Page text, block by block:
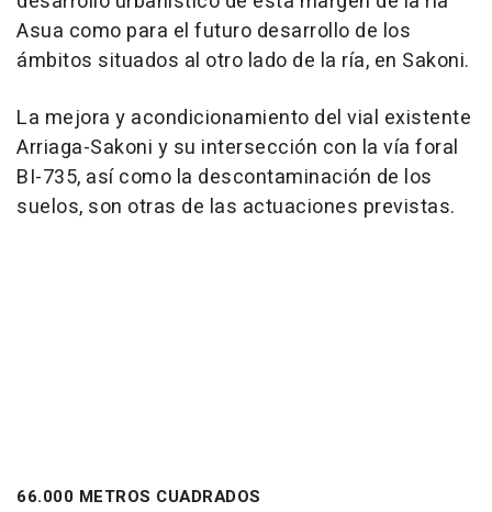
Asua como para el futuro desarrollo de los
ámbitos situados al otro lado de la ría, en Sakoni.
La mejora y acondicionamiento del vial existente
Arriaga-Sakoni y su intersección con la vía foral
BI-735, así como la descontaminación de los
suelos, son otras de las actuaciones previstas.
66.000 METROS CUADRADOS